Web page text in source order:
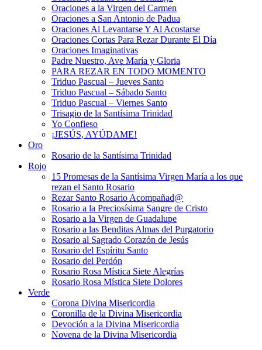
Oraciones a la Virgen del Carmen
Oraciones a San Antonio de Padua
Oraciones Al Levantarse Y Al Acostarse
Oraciones Cortas Para Rezar Durante El Día
Oraciones Imaginativas
Padre Nuestro, Ave María y Gloria
PARA REZAR EN TODO MOMENTO
Triduo Pascual – Jueves Santo
Triduo Pascual – Sábado Santo
Triduo Pascual – Viernes Santo
Trisagio de la Santísima Trinidad
Yo Confieso
¡JESÚS, AYÚDAME!
Oro
Rosario de la Santísima Trinidad
Rojo
15 Promesas de la Santísima Virgen María a los que
rezan el Santo Rosario
Rezar Santo Rosario Acompañad@
Rosario a la Preciosísima Sangre de Cristo
Rosario a la Virgen de Guadalupe
Rosario a las Benditas Almas del Purgatorio
Rosario al Sagrado Corazón de Jesús
Rosario del Espíritu Santo
Rosario del Perdón
Rosario Rosa Mística Siete Alegrías
Rosario Rosa Mística Siete Dolores
Verde
Corona Divina Misericordia
Coronilla de la Divina Misericordia
Devoción a la Divina Misericordia
Novena de la Divina Misericordia